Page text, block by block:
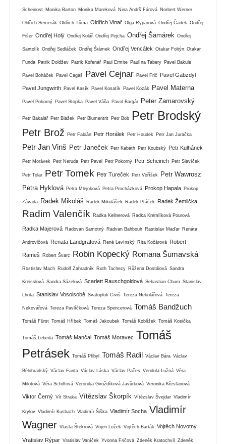
Scheinost Monika Barton Monika Mareková Nina Andrš Fárová Norbert Werner
Oldřich Semerák Oldřich Tůma Oldřich Vinař Olga Ryparová Ondřej Čadek Ondřej
Fišer Ondřej Holý Ondřej Kolář Ondřej Pejcha Ondřej Šamárek Ondřej
Santolík Ondřej Sedláček Ondřej Šrámek Ondřej Vencálek Otakar Foltýn Otakar
Funda Patrik Doldžev Patrik Kořenář Paul Ermite Paulína Tabery Pavel Bakule
Pavel Boháček Pavel Cagaš Pavel Cejnar Pavel Frič Pavel Gabzdyl
Pavel Jungwirth Pavel Kasík Pavel Kosatík Pavel Kozák Pavel Materna
Pavel Pokorný Pavel Stopka Pavel Váňa Pavol Bargár Peter Zamarovský
Petr Bakalář Petr Blažek Petr Blumentrit Petr Bob Petr Brodský
Petr Brož Petr Fabián Petr Horálek Petr Houdek Petr Jan Juračka
Petr Jan Vinš Petr Janeček Petr Kabáth Petr Koubský Petr Kulhánek
Petr Morávek Petr Neruda Petr Pavel Petr Pokorný Petr Scheirich Petr Slavíček
Petr Tolar Petr Tomek Petr Tureček Petr Voříšek
Petr Wawrosz
Petra Hyklová Petra Mlejnková Petra Procházková Prokop Hapala Prokop
Závada Radek Mikoláš Radek Mikulášek Radek Ptáček Radek Žemlička
Radim Valenčík Radka Kellnerová Radka Kremlíková Pourová
Radka Majerová Radovan Samotný Radvan Bahbouh Rastislav Maďar Renáta
Androvičová Renata Landgrafová René Levínský Rita Kočárová Robert
Rameš Robert Švarc Robin Kopecký Romana Šumavská
Rostislav Mach Rudolf Zahradník Ruth Tachezy Růžena Dostálová Sandra
Kreisslová Sandra Sázelová Scarlett Rauschgoldová Sebastian Chum Stanislav
Lhota Stanislav Vosolsobě Svatopluk Civiš Tereza Nekolářová Tereza
Nekovářová Tereza Pavlíčková Tereza Spencerová Tomáš Bandžuch
Tomáš Fürst Tomáš Hříbek Tomáš Jakoubek Tomáš Koblížek Tomáš Kosička
Tomáš Lebeda Tomáš Mančal Tomáš Moravec Tomáš
Petrásek Tomáš Přibyl Tomáš Radil Václav Bára Václav
Bělohradský Václav Fanta Václav Láska Václav Pačes Vendula Lužná Věra
Milotová Věra Schiffová Veronika Gvoždíková Javůrková Veronika Křesťanová
Viktor Černý Vít Straka Vítězslav Škorpík Vítězslav Švejdar Vladimír
Krylov Vladimír Kusbach Vladimír Šiška Vladimír Socha Vladimír
Wagner Vlasta Štekrová Vojen Ložek Vojtěch Barták Vojtěch Novotný
Vratislav Rýpar Vratislav Vaníček Yvonna Fričová Zdeněk Kratochvíl Zdeněk